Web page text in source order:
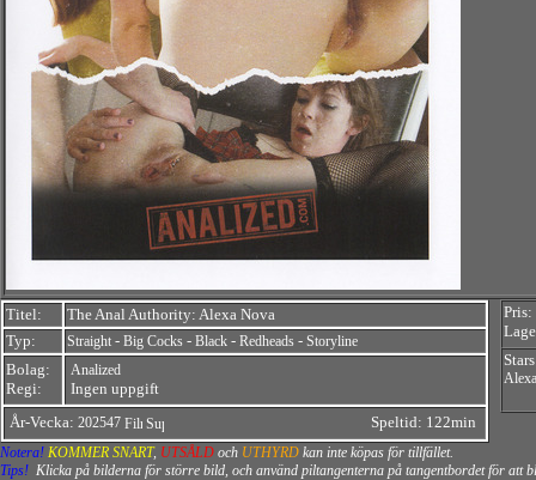
Titel:
The Anal Authority: Alexa Nova
Typ:
Straight - Big Cocks - Black - Redheads - Storyline
Bolag:
Regi:
Analized
Ingen uppgift
År-Vecka: 202547 Speltid: 122min
Notera! KOMMER SNART, UTSÅLD och UTHYRD kan inte köpas för tillfället.
Tips! Klicka på bilderna för större bild, och använd piltangenterna på tangentbordet för att